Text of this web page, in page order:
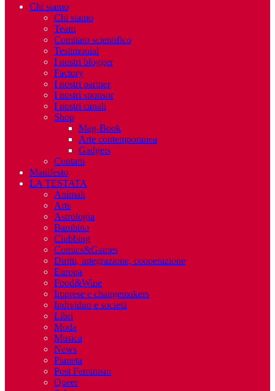
Chi siamo
Chi siamo
Team
Comitato scientifico
Testimonial
I nostri blogger
Factory
I nostri partner
I nostri sponsor
I nostri canali
Shop
Mag-Book
Arte contemporanea
Gadgets
Contatti
Manifesto
LA TESTATA
Animali
Arts
Astrologia
Bambinə
Clubbing
Comics&Games
Diritti, integrazione, cooperazione
Europa
Food&Wine
Imprese e changemakers
Individuo e società
Libri
Moda
Musica
News
Pianeta
Post Feminism
Queer